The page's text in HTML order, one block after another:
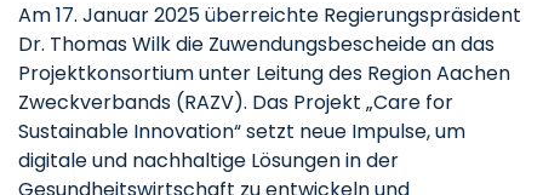
Am 17. Januar 2025 überreichte Regierungspräsident
Dr. Thomas Wilk die Zuwendungsbescheide an das
Projektkonsortium unter Leitung des Region Aachen
Zweckverbands (RAZV). Das Projekt „Care for
Sustainable Innovation“ setzt neue Impulse, um
digitale und nachhaltige Lösungen in der